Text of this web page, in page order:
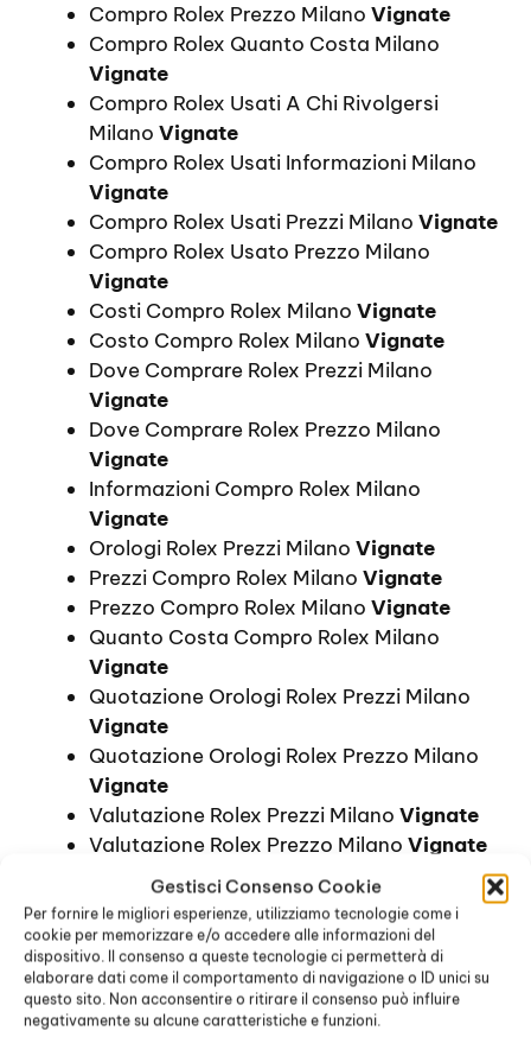
Gestisci Consenso Cookie
Per fornire le migliori esperienze, utilizziamo tecnologie come i
cookie per memorizzare e/o accedere alle informazioni del
dispositivo. Il consenso a queste tecnologie ci permetterà di
elaborare dati come il comportamento di navigazione o ID unici su
questo sito. Non acconsentire o ritirare il consenso può influire
negativamente su alcune caratteristiche e funzioni.
Compro Rolex Prezzo Milano Vignate
Compro Rolex Quanto Costa Milano
Vignate
Compro Rolex Usati A Chi Rivolgersi
Milano Vignate
Compro Rolex Usati Informazioni Milano
Vignate
Compro Rolex Usati Prezzi Milano Vignate
Compro Rolex Usato Prezzo Milano
Vignate
Costi Compro Rolex Milano Vignate
Costo Compro Rolex Milano Vignate
Dove Comprare Rolex Prezzi Milano
Vignate
Dove Comprare Rolex Prezzo Milano
Vignate
Informazioni Compro Rolex Milano
Vignate
Orologi Rolex Prezzi Milano Vignate
Prezzi Compro Rolex Milano Vignate
Prezzo Compro Rolex Milano Vignate
Quanto Costa Compro Rolex Milano
Vignate
Quotazione Orologi Rolex Prezzi Milano
Vignate
Quotazione Orologi Rolex Prezzo Milano
Vignate
Valutazione Rolex Prezzi Milano Vignate
Valutazione Rolex Prezzo Milano Vignate
Acquisto Rolex Datejust Prezzi Milano
Vignate
Acquisto Rolex Datejust Prezzo Milano
Vignate
Comprare Rolex Datejust Prezzi Milano
Vignate